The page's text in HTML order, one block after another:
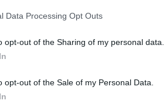
Data Processing Opt Outs
opt-out of the Sharing of my personal data.
opt-out of the Sale of my Personal Data.
σταθμοί παρουσιάζουν
Abdelwahed, ο RHR, ο
της αθηναϊκής σκηνής,
του STEGI.RADIO: Live from